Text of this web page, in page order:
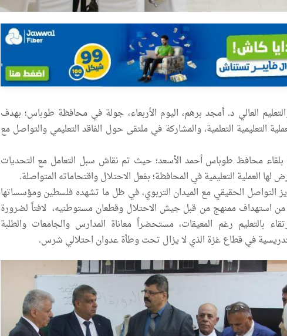
العالي د. أمجد برهم، اليوم الأربعاء، جولة في محافظة طوباس؛ بهدف
التعليمية التعلمية، والمشاركة في ملتقى حول الفاقد التعليمي والتواصل مع
محافظ طوباس أحمد الأسعد؛ حيث تم نقاش سبل التعامل مع التحديات
لها العملية التعليمية في المحافظة؛ بفعل الاحتلال واقتحاماته المتواصلة.
التواصل الحقيقي مع الميدان التربوي، في ظل ما تشهده فلسطين ومؤسساتها
من استهداف ممنهج من قبل جيش الاحتلال وقطعان مستوطنيه، لافتاً لضرورة
بالتعليم رغم المعيقات، مستحضراً معاناة المدارس والجامعات والطلبة
في قطاع غزة الذي لا يزال تحت وطأة عدوان احتلالي شرس.